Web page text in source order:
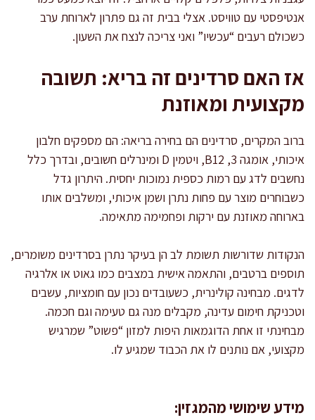
אנטיפסטי עם טוויסט. אצלי בבית זה גם פתרון לארוחת ערב
כשכולם רעבים “עכשיו” ואני צריכה לנצח את השעון.
אז האם סרדינים זה בריא: תשובה
מקצועית ומאוזנת
ברוב המקרים, סרדינים הם בחירה בריאה: הם מספקים חלבון
איכותי, אומגה 3, B12, ויטמין D ומינרלים חשובים, ובדרך כלל
נחשבים לדג עם רמות כספית נמוכות יחסית. היתרון גדל
כשבוחרים מוצר עם פחות נתרן ושמן איכותי, ומשלבים אותו
בארוחה מאוזנת עם ירקות ופחמימה מתאימה.
הנקודות שדורשות תשומת לב הן בעיקר נתרן בסרדינים משומרים,
תוספים ברטבים, והתאמה אישית במצבים כמו גאוט או אלרגיה
לדגים. מבחינה קולינרית, כשעובדים נכון עם חומציות, עשבים
וטכניקת חימום עדינה, מקבלים מנה גם טעימה וגם חכמה.
מבחינתי זו אחת הדוגמאות היפות למזון “פשוט” שמרגיש
מקצועי, אם נותנים לו את הכבוד שמגיע לו.
מידע שימושי מהמגזין: